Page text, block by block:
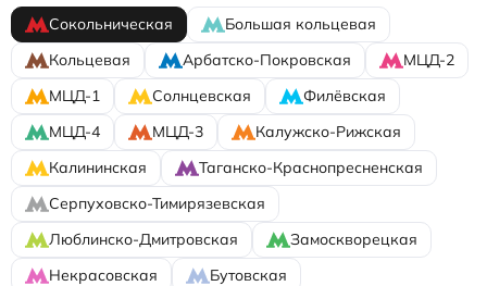
Сокольническая
Большая кольцевая
Кольцевая
Арбатско-Покровская
МЦД-2
МЦД-1
Солнцевская
Филёвская
МЦД-4
МЦД-3
Калужско-Рижская
Калининская
Таганско-Краснопресненская
Серпуховско-Тимирязевская
Люблинско-Дмитровская
Замоскворецкая
Некрасовская
Бутовская